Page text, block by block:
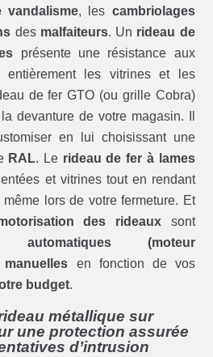
vandalisme, les cambriolages
des malfaiteurs. Un rideau de
présente une résistance aux
entièrement les vitrines et les
de fer GTO (ou grille Cobra)
devanture de votre magasin. Il
en lui choisissant une
RAL. Le rideau de fer à lames
et vitrines tout en rendant
même lors de votre fermeture. Et
des rideauxsont
(moteur
en fonction de vos
budget.
métallique sur
une protection assurée
d’intrusion